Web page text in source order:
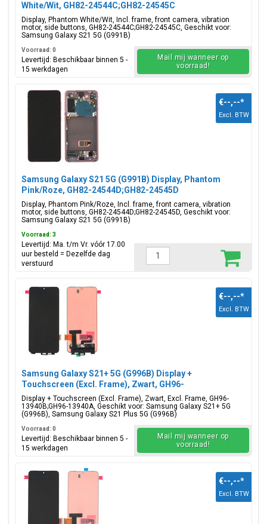
White/Wit, GH82-24544C;GH82-24545C
Display, Phantom White/Wit, Incl. frame, front camera, vibration
motor, side buttons, GH82-24544C;GH82-24545C, Geschikt voor:
Samsung Galaxy S21 5G (G991B)
Voorraad: 0
Levertijd: Beschikbaar binnen 5 -
15 werkdagen
Mail mij wanneer op
voorraad!
Samsung Galaxy S21 5G (G991B) Display, Phantom
Pink/Roze, GH82-24544D;GH82-24545D
Display, Phantom Pink/Roze, Incl. frame, front camera, vibration
motor, side buttons, GH82-24544D;GH82-24545D, Geschikt voor:
Samsung Galaxy S21 5G (G991B)
€--,--*
Excl. BTW
Voorraad: 3
Levertijd: Ma. t/m Vr. vóór 17.00
uur besteld = Dezelfde dag
verstuurd
Samsung Galaxy S21+ 5G (G996B) Display +
Touchscreen (Excl. Frame), Zwart, GH96-
13940B;GH96-13940A;GH96-13940A
Display + Touchscreen (Excl. Frame), Zwart, Excl. Frame, GH96-
13940B;GH96-13940A, Geschikt voor: Samsung Galaxy S21+ 5G
(G996B), Samsung Galaxy S21 Plus 5G (G996B)
€--,--*
Excl. BTW
Voorraad: 0
Levertijd: Beschikbaar binnen 5 -
15 werkdagen
Mail mij wanneer op
voorraad!
€--,--*
Excl. BTW